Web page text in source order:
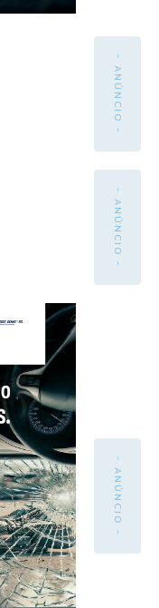
- ANÚNCIO -
- ANÚNCIO -
- ANÚNCIO -